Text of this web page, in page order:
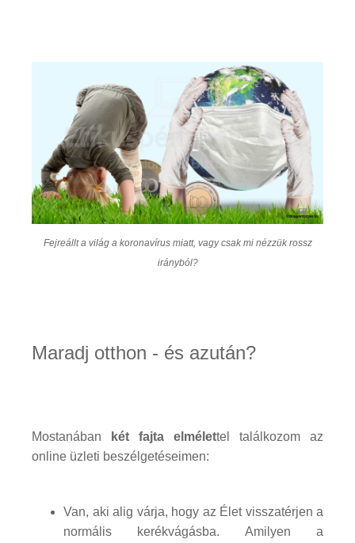
Fejreállt a világ a koronavírus miatt, vagy csak mi nézzük rossz
irányból?
Maradj otthon - és azután?
Mostanában két fajta elmélettel találkozom az
online üzleti beszélgetéseimen:
Van, aki alig várja, hogy az Élet visszatérjen a
normális kerékvágásba. Amilyen a